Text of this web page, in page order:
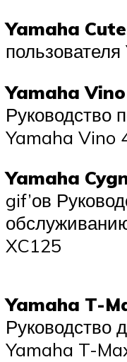
Yamaha Cute
Yamaha
Руководство
Yamaha Vino
Yamaha
gif’ов
XC125
Yamaha T-
Руководство
Yamaha T-